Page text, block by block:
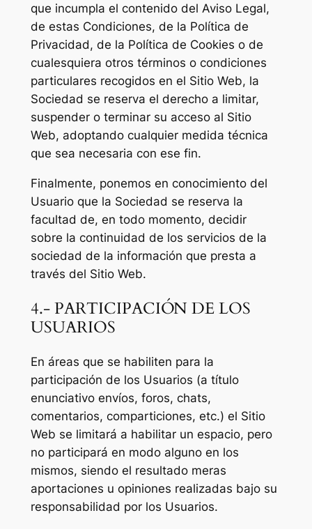
que incumpla el contenido del Aviso Legal,
de estas Condiciones, de la Política de
Privacidad, de la Política de Cookies o de
cualesquiera otros términos o condiciones
particulares recogidos en el Sitio Web, la
Sociedad se reserva el derecho a limitar,
suspender o terminar su acceso al Sitio
Web, adoptando cualquier medida técnica
que sea necesaria con ese fin.
Finalmente, ponemos en conocimiento del
Usuario que la Sociedad se reserva la
facultad de, en todo momento, decidir
sobre la continuidad de los servicios de la
sociedad de la información que presta a
través del Sitio Web.
4.- PARTICIPACIÓN DE LOS
USUARIOS
En áreas que se habiliten para la
participación de los Usuarios (a título
enunciativo envíos, foros, chats,
comentarios, comparticiones, etc.) el Sitio
Web se limitará a habilitar un espacio, pero
no participará en modo alguno en los
mismos, siendo el resultado meras
aportaciones u opiniones realizadas bajo su
responsabilidad por los Usuarios.